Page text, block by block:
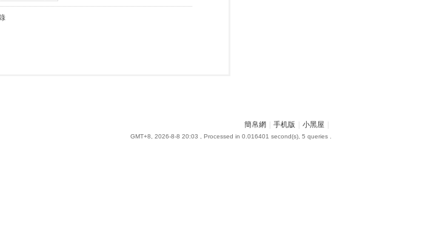
簡帛網 手机版 小黑屋
GMT+8, 2026-8-8 20:03 , Processed in 0.016401 second(s), 5 queries .